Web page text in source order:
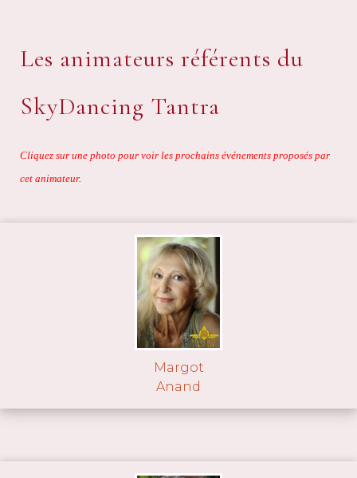
Les animateurs référents du
SkyDancing Tantra
Cliquez sur une photo pour voir les prochains événements proposés par
cet animateur.
Margot
Anand